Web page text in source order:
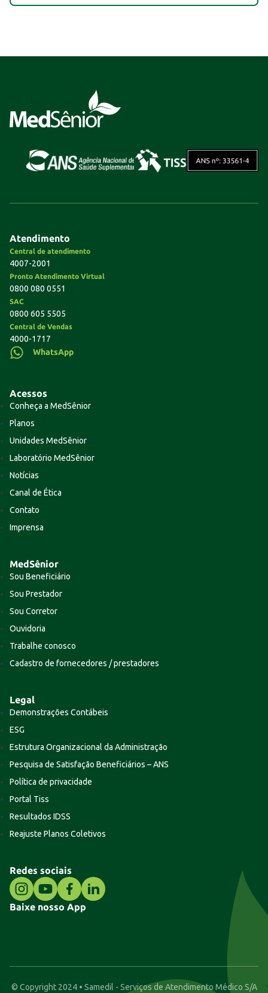
Atendimento
Central de atendimento
4007-2001
Pronto Atendimento Virtual
0800 080 0551
SAC
0800 605 5505
Central de Vendas
4000-1717
WhatsApp
Acessos
Conheça a MedSênior
Planos
Unidades MedSênior
Laboratório MedSênior
Notícias
Canal de Ética
Contato
Imprensa
MedSênior
Sou Beneficiário
Sou Prestador
Sou Corretor
Ouvidoria
Trabalhe conosco
Cadastro de fornecedores / prestadores
Legal
Demonstrações Contábeis
ESG
Estrutura Organizacional da Administração
Pesquisa de Satisfação Beneficiários – ANS
Política de privacidade
Portal Tiss
Resultados IDSS
Reajuste Planos Coletivos
Redes sociais
Baixe nosso App
© Copyright 2024 • Samedil - Serviços de Atendimento Médico S/A